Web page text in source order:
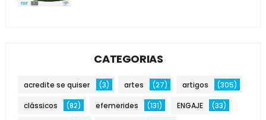
CATEGORIAS
acredite se quiser (3) artes (27) artigos (305)
clássicos (82) efemerides (131) ENGAJE (33)